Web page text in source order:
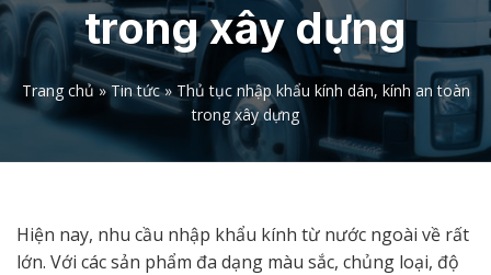
trong xây dựng
Trang chủ»Tin tức» Thủ tục nhập khẩu kính dán, kính an toàn
trong xây dựng
Hiện nay, nhu cầu nhập khẩu kính từ nước ngoài về rất
lớn. Với các sản phẩm đa dạng màu sắc, chủng loại, độ